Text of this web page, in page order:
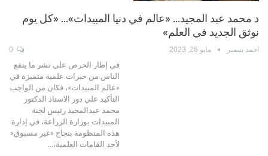
د محمد عبد المجيد… «عالم في دنيا المبيدات»… «كل يوم
نوثق الجديد في العلم»
احمد سمير مايو 26, 2023
في إطار الحرص علي نشر ما ينفع
الناس من خبرات علمية متميزة في
«عالم المبيدات»، فكان من الواجب
التأكيد علي دور الاستاذ الدكتور
محمد عبدالمجيد رئيس لجنة
المبيدات بوزارة الزراعة، في إدارة
هذه المنظومة بنجاح «غير مسبوق»
لأحد القامات العلمية،…